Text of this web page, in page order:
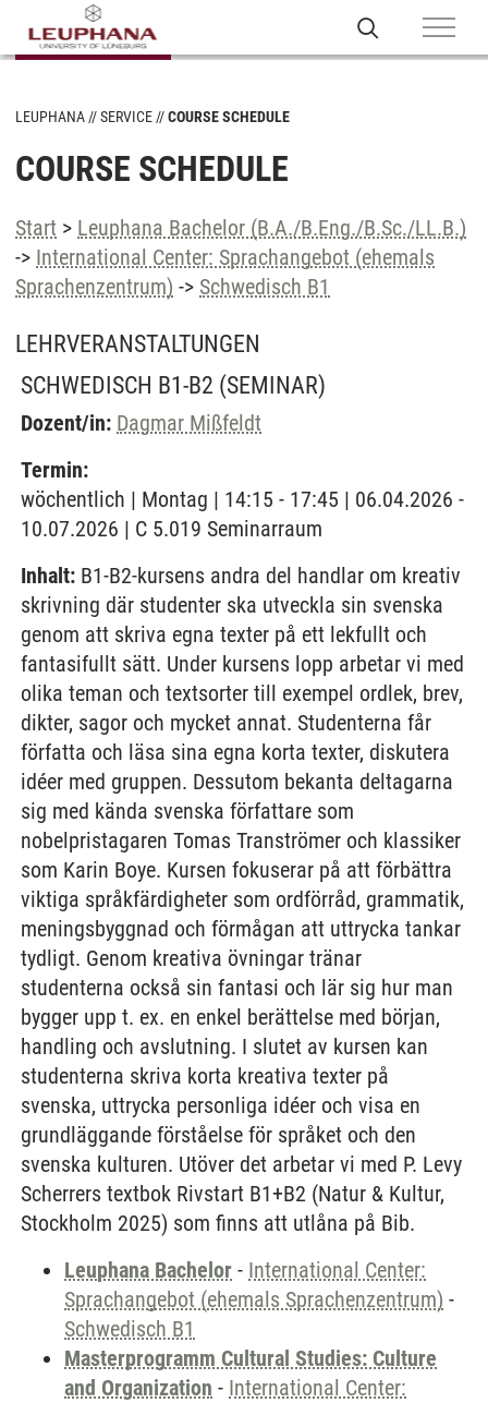
LEUPHANA SERVICE COURSE SCHEDULE
COURSE SCHEDULE
Start > Leuphana Bachelor (B.A./B.Eng./B.Sc./LL.B.)
-> International Center: Sprachangebot (ehemals
Sprachenzentrum) -> Schwedisch B1
LEHRVERANSTALTUNGEN
SCHWEDISCH B1-B2 (SEMINAR)
Dozent/in: Dagmar Mißfeldt
Termin:
wöchentlich | Montag | 14:15 - 17:45 | 06.04.2026 -
10.07.2026 | C 5.019 Seminarraum
Inhalt: B1-B2-kursens andra del handlar om kreativ
skrivning där studenter ska utveckla sin svenska
genom att skriva egna texter på ett lekfullt och
fantasifullt sätt. Under kursens lopp arbetar vi med
olika teman och textsorter till exempel ordlek, brev,
dikter, sagor och mycket annat. Studenterna får
författa och läsa sina egna korta texter, diskutera
idéer med gruppen. Dessutom bekanta deltagarna
sig med kända svenska författare som
nobelpristagaren Tomas Tranströmer och klassiker
som Karin Boye. Kursen fokuserar på att förbättra
viktiga språkfärdigheter som ordförråd, grammatik,
meningsbyggnad och förmågan att uttrycka tankar
tydligt. Genom kreativa övningar tränar
studenterna också sin fantasi och lär sig hur man
bygger upp t. ex. en enkel berättelse med början,
handling och avslutning. I slutet av kursen kan
studenterna skriva korta kreativa texter på
svenska, uttrycka personliga idéer och visa en
grundläggande förståelse för språket och den
svenska kulturen. Utöver det arbetar vi med P. Levy
Scherrers textbok Rivstart B1+B2 (Natur & Kultur,
Stockholm 2025) som finns att utlåna på Bib.
Leuphana Bachelor - International Center:
Sprachangebot (ehemals Sprachenzentrum) -
Schwedisch B1
Masterprogramm Cultural Studies: Culture
and Organization - International Center: